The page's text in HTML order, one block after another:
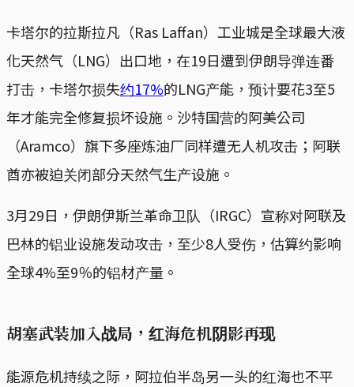
卡塔尔的拉斯拉凡（Ras Laffan）工业城是全球最大液
化天然气（LNG）出口地，在19日遭到伊朗导弹连番
打击，卡塔尔损失约17%的LNG产能，预计要花3至5
年才能完全修复损坏设施。沙特国营的阿美公司
（Aramco）旗下多座炼油厂同样遭无人机攻击；阿联
酋亦被迫关闭部分天然气生产设施。
3月29日，伊朗伊斯兰革命卫队（IRGC）宣称对阿联及
巴林的铝业设施发动攻击，至少8人受伤，估算约影响
全球4%至9％的铝材产量。
胡塞武装加入战局，红海危机阴影再现
能源危机持续之际，阿拉伯半岛另一头的红海也不平